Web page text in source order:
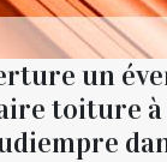
un
toiture à